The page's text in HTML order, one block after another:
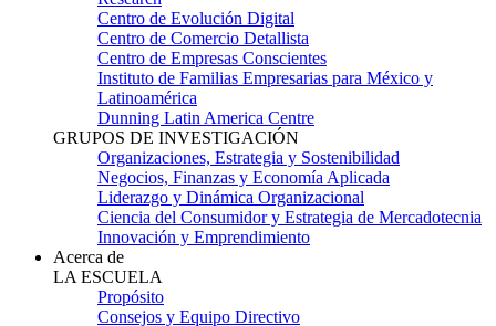
Centro de Evolución Digital
Centro de Comercio Detallista
Centro de Empresas Conscientes
Instituto de Familias Empresarias para México y
Latinoamérica
Dunning Latin America Centre
GRUPOS DE INVESTIGACIÓN
Organizaciones, Estrategia y Sostenibilidad
Negocios, Finanzas y Economía Aplicada
Liderazgo y Dinámica Organizacional
Ciencia del Consumidor y Estrategia de Mercadotecnia
Innovación y Emprendimiento
Acerca de
LA ESCUELA
Propósito
Consejos y Equipo Directivo